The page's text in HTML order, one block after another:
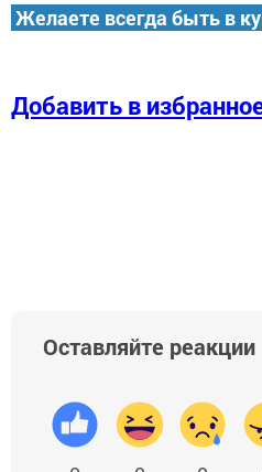
Желаете всегда быть в
Добавить в
Оставляйте реакции